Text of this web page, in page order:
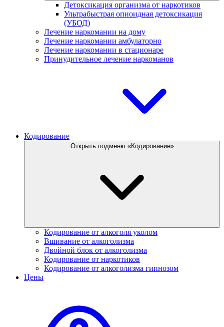
Детоксикация организма от наркотиков
Ультрабыстрая опиоидная детоксикация
(УБОД)
Лечение наркомании на дому
Лечение наркомании амбулаторно
Лечение наркомании в стационаре
Принудительное лечение наркоманов
Кодирование
Открыть подменю «Кодирование»
Кодирование от алкоголя уколом
Вшивание от алкоголизма
Двойной блок от алкоголизма
Кодирование от наркотиков
Кодирование от алкоголизма гипнозом
Цены